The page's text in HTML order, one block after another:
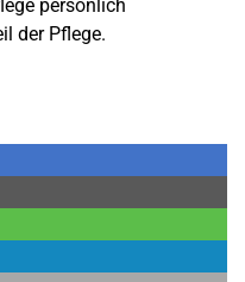
persönlich
der Pflege.